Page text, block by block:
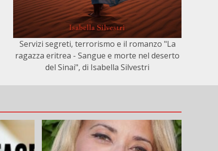
Servizi segreti, terrorismo e il romanzo "La
ragazza eritrea - Sangue e morte nel deserto
del Sinai", di Isabella Silvestri